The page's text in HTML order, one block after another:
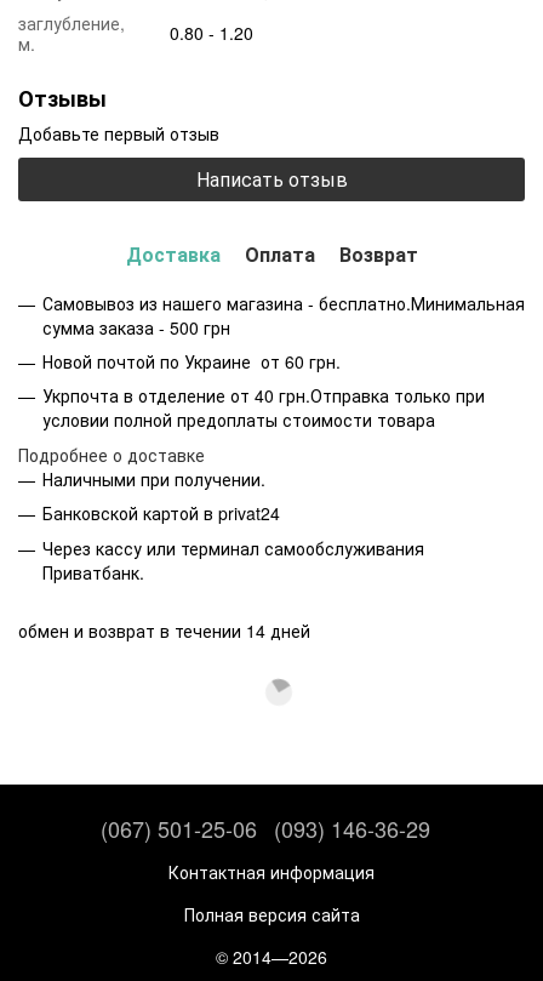
заглубление,
м.
0.80 - 1.20
Отзывы
Добавьте первый отзыв
Написать отзыв
Доставка Оплата Возврат
Самовывоз из нашего магазина - бесплатно.Минимальная
сумма заказа - 500 грн
Новой почтой по Украине от 60 грн.
Укрпочта в отделение от 40 грн.Отправка только при
условии полной предоплаты стоимости товара
Подробнее о доставке
Наличными при получении.
Банковской картой в privat24
Через кассу или терминал самообслуживания
Приватбанк.
обмен и возврат в течении 14 дней
(067) 501-25-06 (093) 146-36-29
Контактная информация
Полная версия сайта
© 2014—2026